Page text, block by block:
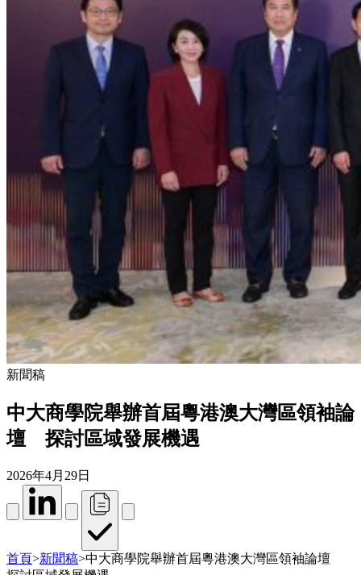
新聞稿
中大商學院舉辦首屆粵港澳大灣區領袖論
壇 探討區域發展機遇
2026年4月29日
首頁>新聞稿>中大商學院舉辦首屆粵港澳大灣區領袖論壇